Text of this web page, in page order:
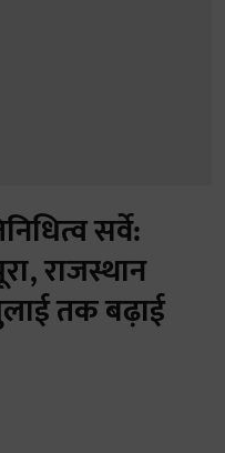
सर्वे:
राजस्थान
तक बढ़ाई